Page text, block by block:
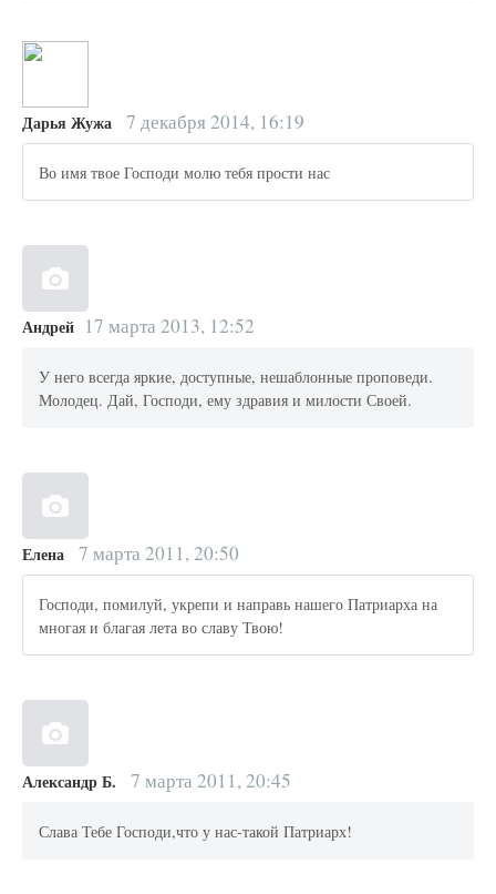
Дарья Жужа 7 декабря 2014, 16:19
Во имя твое Господи молю тебя прости нас
Андрей 17 марта 2013, 12:52
У него всегда яркие, доступные, нешаблонные проповеди.
Молодец. Дай, Господи, ему здравия и милости Своей.
Елена 7 марта 2011, 20:50
Господи, помилуй, укрепи и направь нашего Патриарха на
многая и благая лета во славу Твою!
Александр Б. 7 марта 2011, 20:45
Слава Тебе Господи,что у нас-такой Патриарх!